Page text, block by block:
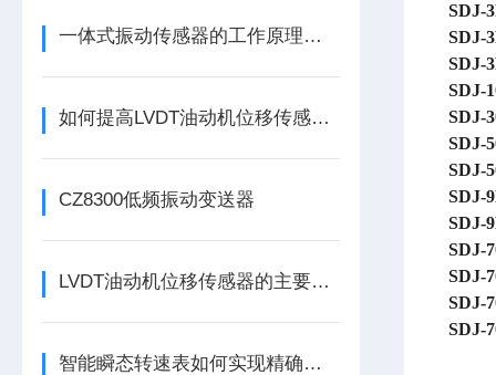
一体式振动传感器的工作原理是什么？
如何提高LVDT油动机位移传感器的精度？
CZ8300低频振动变送器
LVDT油动机位移传感器的主要作用是什么？
智能瞬态转速表如何实现精确测量？
SDJ-
SDJ-
SDJ-
SDJ-
SDJ-
SDJ-
SDJ-
SDJ-
SDJ-
SDJ-
SDJ-
SDJ-
SDJ-